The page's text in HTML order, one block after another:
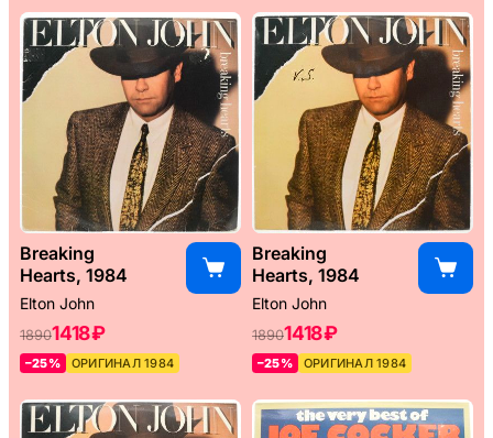
Breaking
Hearts, 1984
Elton John
18901418 ₽
–25% ОРИГИНАЛ 1984
Breaking
Hearts, 1984
Elton John
18901418 ₽
–25% ОРИГИНАЛ 1984